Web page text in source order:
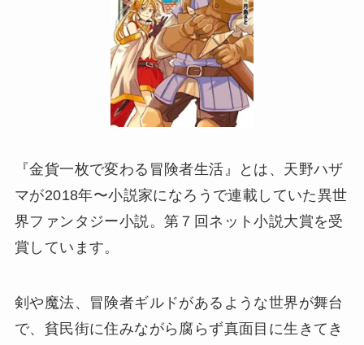
『金貨一枚で変わる冒険者生活』とは、天野ハザ
マが2018年〜小説家になろうで連載していた異世
界ファンタジー小説。第７回ネット小説大賞を受
賞しています。
剣や魔法、冒険者ギルドがあるような世界が舞台
で、貧民街に住みながら腐らず真面目に生きてき